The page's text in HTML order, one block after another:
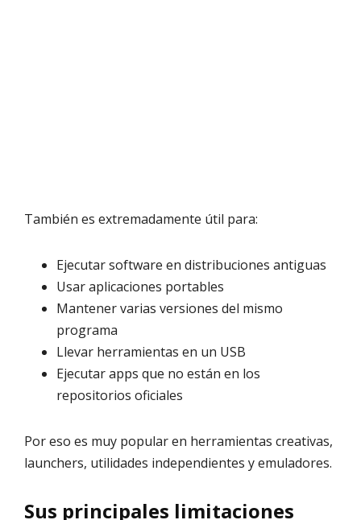
También es extremadamente útil para:
Ejecutar software en distribuciones antiguas
Usar aplicaciones portables
Mantener varias versiones del mismo
programa
Llevar herramientas en un USB
Ejecutar apps que no están en los
repositorios oficiales
Por eso es muy popular en herramientas creativas,
launchers, utilidades independientes y emuladores.
Sus principales limitaciones